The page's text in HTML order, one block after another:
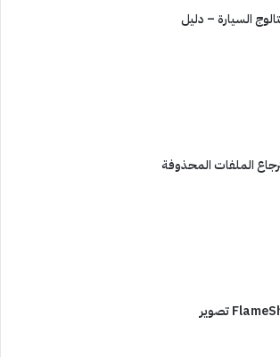
السيارة – دليل
برنامج فليم شوت FlameShot تصوير